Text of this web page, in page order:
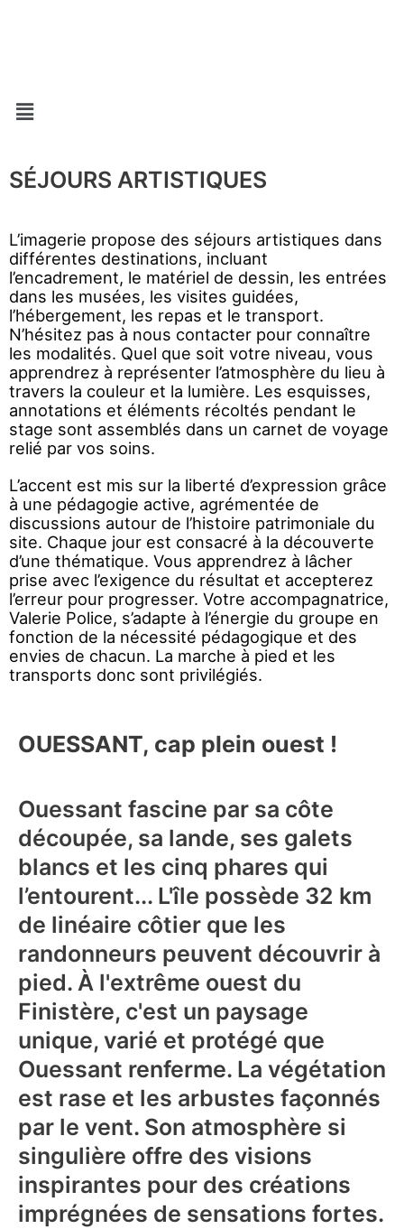
Menu
SÉJOURS ARTISTIQUES
L’imagerie propose des séjours artistiques dans
différentes destinations, incluant
l’encadrement, le matériel de dessin, les entrées
dans les musées, les visites guidées,
l’hébergement, les repas et le transport.
N’hésitez pas à nous contacter pour connaître
les modalités. Quel que soit votre niveau, vous
apprendrez à représenter l’atmosphère du lieu à
travers la couleur et la lumière. Les esquisses,
annotations et éléments récoltés pendant le
stage sont assemblés dans un carnet de voyage
relié par vos soins.
L’accent est mis sur la liberté d’expression grâce
à une pédagogie active, agrémentée de
discussions autour de l’histoire patrimoniale du
site. Chaque jour est consacré à la découverte
d’une thématique. Vous apprendrez à lâcher
prise avec l’exigence du résultat et accepterez
l’erreur pour progresser. Votre accompagnatrice,
Valerie Police, s’adapte à l’énergie du groupe en
fonction de la nécessité pédagogique et des
envies de chacun. La marche à pied et les
transports donc sont privilégiés.
OUESSANT, cap plein ouest !
Ouessant fascine par sa côte
découpée, sa lande, ses galets
blancs et les cinq phares qui
l’entourent... L'île possède 32 km
de linéaire côtier que les
randonneurs peuvent découvrir à
pied. À l'extrême ouest du
Finistère, c'est un paysage
unique, varié et protégé que
Ouessant renferme. La végétation
est rase et les arbustes façonnés
par le vent. Son atmosphère si
singulière offre des visions
inspirantes pour des créations
imprégnées de sensations fortes.